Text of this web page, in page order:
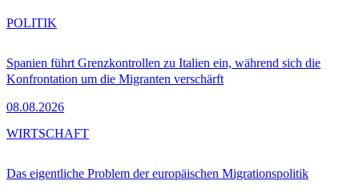
Spanien führt Grenzkontrollen zu Italien ein, während sich die
Konfrontation um die Migranten verschärft
08.08.2026
POLITIK
Das eigentliche Problem der europäischen Migrationspolitik
WIRTSCHAFT